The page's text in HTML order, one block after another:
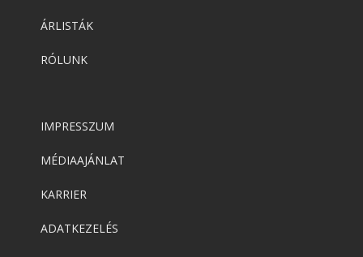
ÁRLISTÁK
RÓLUNK
IMPRESSZUM
MÉDIAAJÁNLAT
KARRIER
ADATKEZELÉS